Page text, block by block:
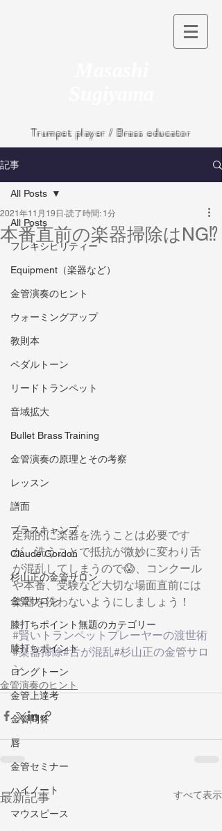
Trumpet player / Brass educator
記事
All Posts
フレキシビリティー
Equipment（楽器など）
金管演奏のヒント
ウォーミングアップ
教則本
ペダルトーン
リードトランペット
音域拡大
Bullet Brass Training
金管演奏の原理とその考察
レッスン
譜面
ブラスキャンプ
Claude Gordon
杉山正の金管サロン
金管サロン
膝打ちポイント無題のカテゴリー
膝打ちポイント
ロングトーン
金管上達考
金管問答
唇
金管セミナー
ハイノート
マウスピース
All Posts
本番直前の楽器掃除はNG⁉️
2021年11月19日 読了時間: 1分
定期的に楽器を洗うことは必要です
が、洗うことで抵抗が微妙に変わり舌
が混乱してしまうので😱、コンクール
や本番、受験など大切な場面直前には
楽器を洗わないようにしましょう！
#賢いトランペットプレーヤーの渡世術
#楽器掃除#舌が混乱#杉山正の金管サロ
ン
金管演奏のヒント
最新記事 すべて表示